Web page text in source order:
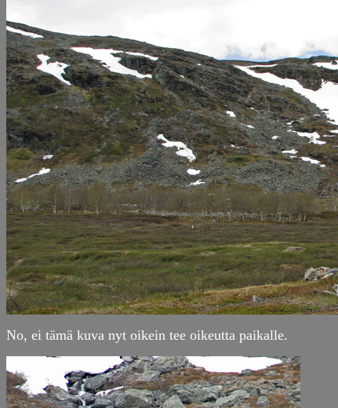
No, ei tämä kuva nyt oikein tee oikeutta paikalle.